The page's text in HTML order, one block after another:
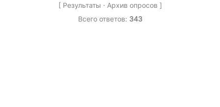
[ Результаты · Архив опросов ]
Всего ответов: 343